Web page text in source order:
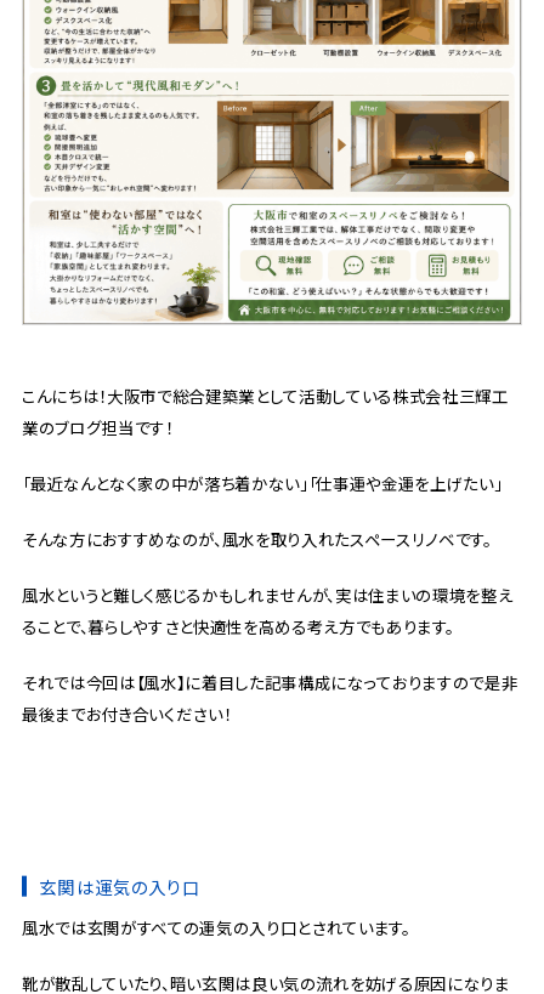
こんにちは！大阪市で総合建築業として活動している株式会社三輝工
業のブログ担当です！
「最近なんとなく家の中が落ち着かない」「仕事運や金運を上げたい」
そんな方におすすめなのが、風水を取り入れたスペースリノベです。
風水というと難しく感じるかもしれませんが、実は住まいの環境を整え
ることで、暮らしやすさと快適性を高める考え方でもあります。
それでは今回は【風水】に着目した記事構成になっておりますので是非
最後までお付き合いください！
玄関は運気の入り口
風水では玄関がすべての運気の入り口とされています。
靴が散乱していたり、暗い玄関は良い気の流れを妨げる原因になりま